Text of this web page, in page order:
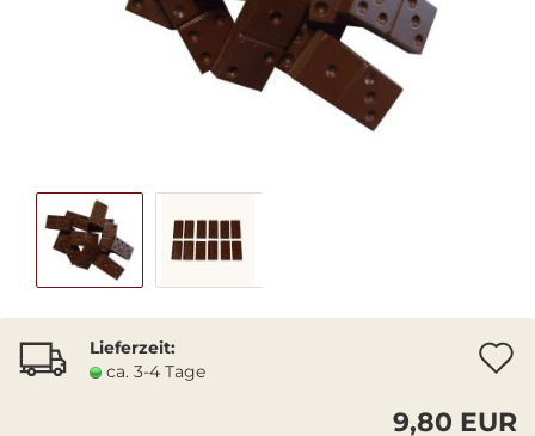
Lieferzeit:
ca. 3-4 Tage
9,80 EUR